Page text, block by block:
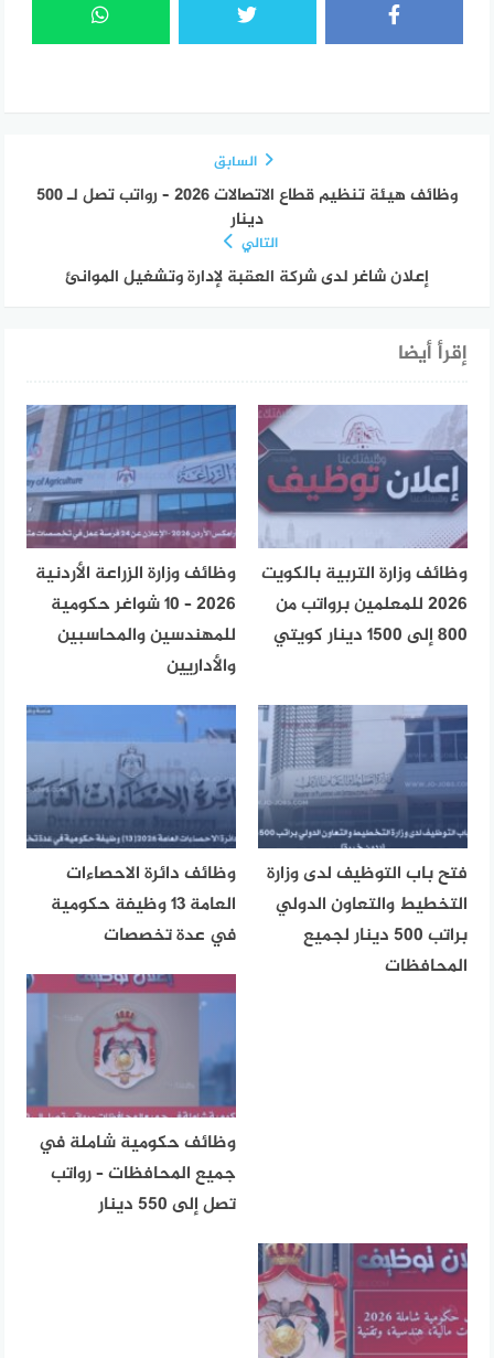
السابق
وظائف هيئة تنظيم قطاع الاتصالات 2026 – رواتب تصل لـ 500
دينار
التالي
إعلان شاغر لدى شركة العقبة لإدارة وتشغيل الموانئ
إقرأ أيضا
وظائف وزارة التربية بالكويت
2026 للمعلمين برواتب من
800 إلى 1500 دينار كويتي
وظائف وزارة الزراعة الأردنية
2026 – 10 شواغر حكومية
للمهندسين والمحاسبين
والأداريين
فتح باب التوظيف لدى وزارة
التخطيط والتعاون الدولي
براتب 500 دينار لجميع
المحافظات
وظائف دائرة الاحصاءات
العامة 13 وظيفة حكومية
في عدة تخصصات
وظائف حكومية شاملة في
جميع المحافظات – رواتب
تصل إلى 550 دينار